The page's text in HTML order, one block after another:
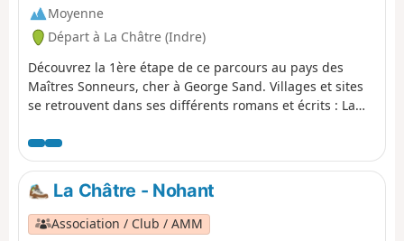
Moyenne
Départ à La Châtre (Indre)
Découvrez la 1ère étape de ce parcours au pays des
Maîtres Sonneurs, cher à George Sand. Villages et sites
se retrouvent dans ses différents romans et écrits : La
rustiques, François le Champi et La petite Fadette. Les
Maîtres Sonneurs forment la trame principale du
parcours.
La Châtre - Nohant
Association / Club / AMM